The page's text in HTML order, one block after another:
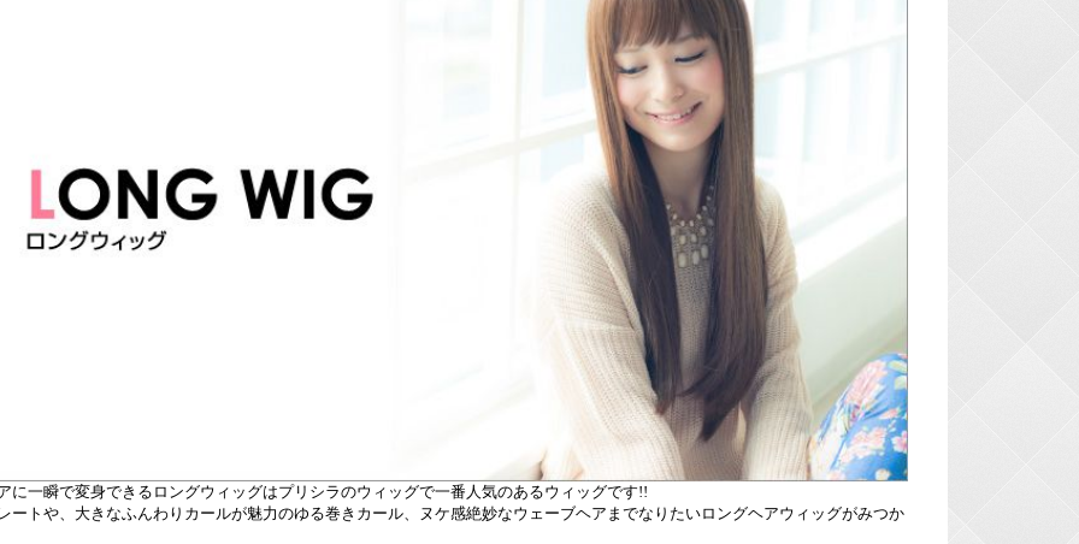
に一瞬で変身できるロングウィッグはプリシラのウィッグで一番人気のあるウィッグです!!
ートや、大きなふんわりカールが魅力のゆる巻きカール、ヌケ感絶妙なウェーブヘアまでなりたいロングヘアウィッグがみつか